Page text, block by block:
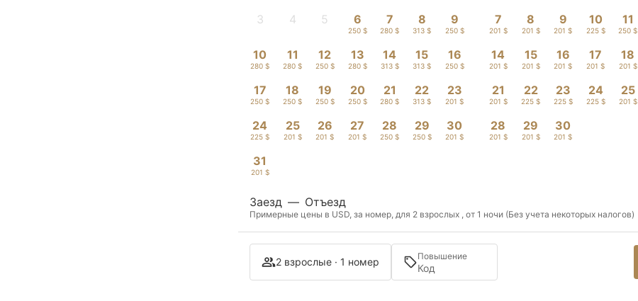
3 4 5 6
250 $
7
280 $
8
313 $
9
250 $
10
280 $
11
280 $
12
250 $
13
280 $
14
313 $
15
313 $
16
250 $
17
250 $
18
250 $
19
250 $
20
250 $
21
280 $
22
313 $
23
201 $
24
225 $
25
201 $
26
201 $
27
201 $
28
250 $
29
250 $
30
201 $
31
201 $
7
201 $
8
201 $
9
201 $
10
225 $
11
250 $
14
201 $
15
201 $
16
201 $
17
201 $
18
201 $
21
201 $
22
225 $
23
225 $
24
225 $
25
201 $
28
201 $
29
201 $
30
201 $
Заезд — Отъезд
Примерные цены в USD, за номер, для 2 взрослых , от 1 ночи (Без учета некоторых налогов)
2 взрослые · 1 номер Повышение